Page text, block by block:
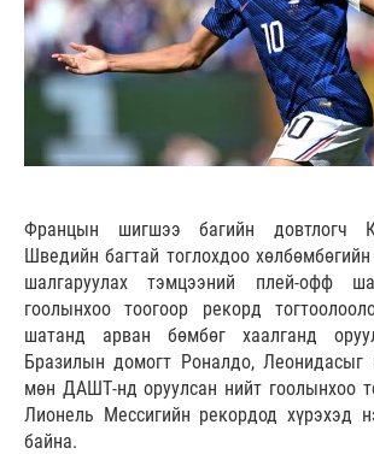
Францын шигшээ багийн довтлогч
Шведийн багтай тоглохдоо
шалгаруулах тэмцээний плей-офф
гоолынхоо тоогоор рекорд
шатанд арван бөмбөг хаалганд
Бразилын домогт Роналдо, Леонидасыг
мөн ДАШТ-нд оруулсан нийт гоолынхоо
Лионель Мессигийн рекордод хүрэхэд
байна.